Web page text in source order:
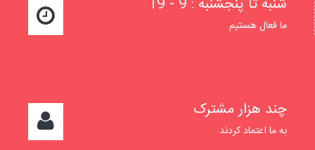
ما فعال هستیم
چند هزار مشترک
به ما اعتماد کردند